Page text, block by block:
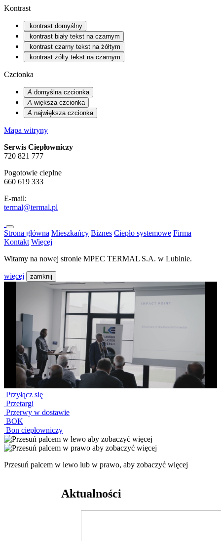
Kontrast
kontrast domyślny
kontrast biały tekst na czarnym
kontrast czarny tekst na żółtym
kontrast żółty tekst na czarnym
Czcionka
A domyślna czcionka
A większa czcionka
A największa czcionka
Mapa witryny
Serwis Ciepłowniczy
720 821 777
Pogotowie cieplne
660 619 333
E-mail:
termal@termal.pl
Strona główna Mieszkańcy Biznes Ciepło systemowe Firma
Kontakt Więcej
Witamy na nowej stronie MPEC TERMAL S.A. w Lubinie.
więcej zamknij
Przyłącz się
Przetargi
Przerwy w dostawie
BOK
Bon ciepłowniczy
Przesuń palcem w lewo lub w prawo, aby zobaczyć więcej
Aktualności